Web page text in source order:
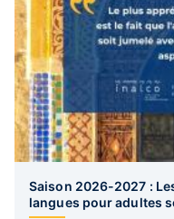
Saison 2026-2027 :
langues pour adultes